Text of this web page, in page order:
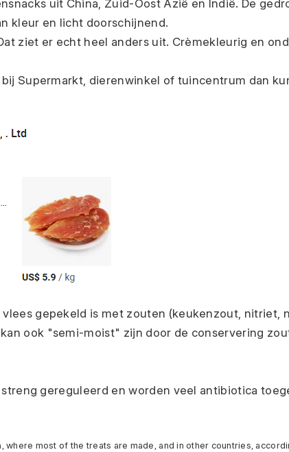
uit China, Zuid-Oost Azië en Indië. De
kleur en licht doorschijnend.
ziet er echt heel anders uit. Crèmekleurig en
Supermarkt, dierenwinkel of tuincentrum dan
vlees gepekeld is met zouten (keukenzout, nitriet,
ook "semi-moist" zijn door de conservering
gereguleerd en worden veel antibiotica
where most of the treats are made, and in other countries,